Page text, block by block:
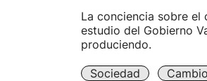
La conciencia sobre el
estudio del Gobierno
produciendo.
Sociedad